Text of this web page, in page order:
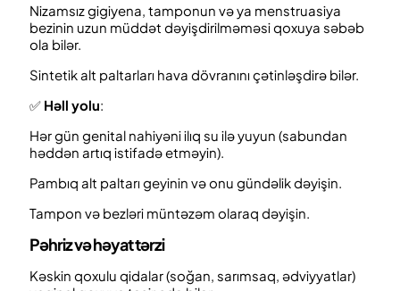
Nizamsız gigiyena, tamponun və ya menstruasiya
bezinin uzun müddət dəyişdirilməməsi qoxuya səbəb
ola bilər.
Sintetik alt paltarları hava dövranını çətinləşdirə bilər.
✅ Həll yolu:
Hər gün genital nahiyəni ilıq su ilə yuyun (sabundan
həddən artıq istifadə etməyin).
Pambıq alt paltarı geyinin və onu gündəlik dəyişin.
Tampon və bezləri müntəzəm olaraq dəyişin.
Pəhriz və həyat tərzi
Kəskin qoxulu qidalar (soğan, sarımsaq, ədviyyatlar)